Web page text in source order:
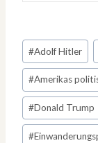
Schlagworte:
#Adolf Hitler
#Amerikas
#Donald Trump
#